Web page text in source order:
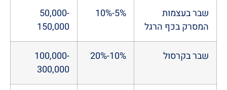
שבר בעצמות
המסרק בכף הרגל
5%-10%
50,000-
150,000
שבר בקרסול 10%-20%
100,000-
300,000